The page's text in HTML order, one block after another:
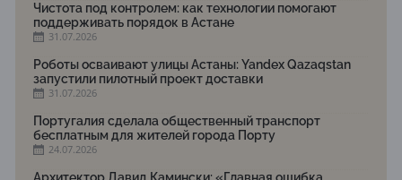
Чистота под контролем: как технологии помогают
поддерживать порядок в Астане
31.07.2026
Роботы осваивают улицы Астаны: Yandex Qazaqstan
запустили пилотный проект доставки
31.07.2026
Португалия сделала общественный транспорт
бесплатным для жителей города Порту
24.07.2026